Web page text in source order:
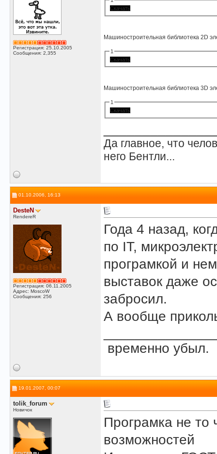
Регистрация: 25.10.2005
Сообщения: 2,355
Скачать
Машиностроительная библиотека 2D
1
Скачать
Машиностроительная библиотека 3D
1
Скачать
Да главное, что
него Бентли...
01.10.2006, 16:13
DesteN
RendereR
Регистрация: 06.11.2005
Адрес: MoscoW
Сообщения: 256
Года 4 назад,
по IT,
програмкой и
выставок даже
забросил.
А вообще
временно убыл.
19.01.2007, 00:07
tolik_forum
Новичок
Програмка не то
возможностей